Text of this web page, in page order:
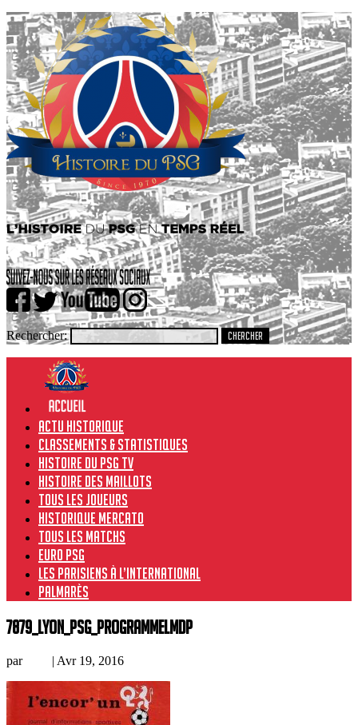
Rechercher:
Actu historique
Classements & Statistiques
Histoire du PSG TV
Histoire des maillots
Tous les joueurs
Historique Mercato
Tous les matchs
Euro PSG
Les Parisiens à l’international
Palmarès
7879_Lyon_PSG_programmeLMDP
par | Avr 19, 2016